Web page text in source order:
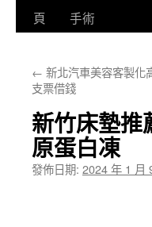
要
容
頁
手術
← 新北汽車美容客製化
支票借錢
新竹床墊推
原蛋白凍
發佈日期: 2024 年 1 月